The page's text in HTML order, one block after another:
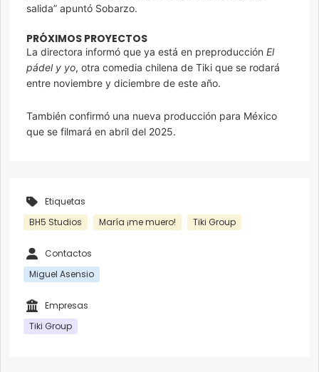
salida” apuntó Sobarzo.
PRÓXIMOS PROYECTOS
La directora informó que ya está en preproducción El
pádel y yo, otra comedia chilena de Tiki que se rodará
entre noviembre y diciembre de este año.
También confirmó una nueva producción para México
que se filmará en abril del 2025.
Etiquetas
BH5 Studios
María ¡me muero! Tiki Group
Contactos
Miguel Asensio
Empresas
Tiki Group